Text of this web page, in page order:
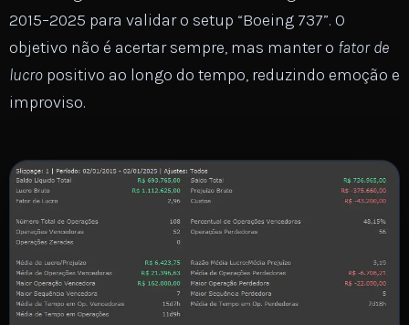
2015–2025 para validar o setup “Boeing 737”. O
objetivo não é acertar sempre, mas manter o fator de
lucro positivo ao longo do tempo, reduzindo emoção e
improviso.